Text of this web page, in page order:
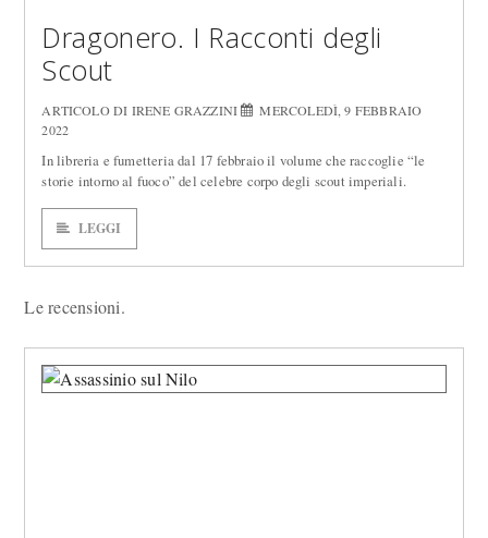
Dragonero. I Racconti degli
Scout
ARTICOLO DI IRENE GRAZZINI
MERCOLEDÌ, 9 FEBBRAIO
2022
In libreria e fumetteria dal 17 febbraio il volume che raccoglie “le
storie intorno al fuoco” del celebre corpo degli scout imperiali.
LEGGI
Le recensioni.